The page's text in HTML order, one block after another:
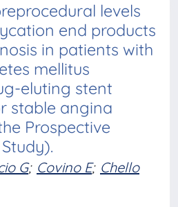
levels
end products
in patients with
mellitus
eluting stent
stable angina
Prospective
G; Covino E; Chello